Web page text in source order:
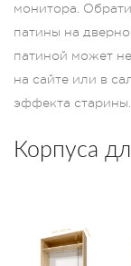
монитора.
патины на
патиной может
на сайте или в
эффекта старины.
Корпуса